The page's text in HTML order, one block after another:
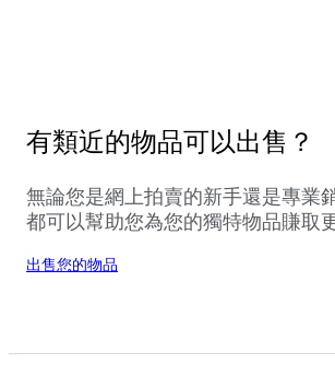
有類近的物品可以出售？
無論您是網上拍賣的新手還是專業
都可以幫助您為您的獨特物品賺取
出售您的物品